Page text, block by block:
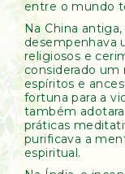
entre o mundo
Na China
desempenhava
religiosos e
considerado
espíritos e
fortuna para a
também
práticas
purificava a
espiritual.